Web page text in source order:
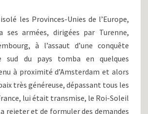
DE
HOLLANDE,
DE
L’OFFENSIVE
LA
DÉFENSIVE
(1674-
1675)
les Provinces-Unies de l’Europe,
ses armées, dirigées par Turenne,
à l’assaut d’une conquête
sud du pays tomba en quelques
à proximité d’Amsterdam et alors
très généreuse, dépassant tous les
lui était transmise, le Roi-Soleil
rejeter et de formuler des demandes